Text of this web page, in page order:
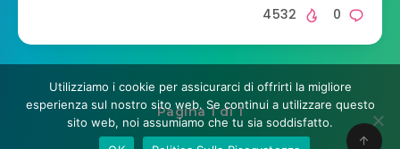
0
4532
Pagina 1 di 1
Utilizziamo i cookie per assicurarci di offrirti la migliore
esperienza sul nostro sito web. Se continui a utilizzare questo
sito web, noi assumiamo che tu sia soddisfatto.